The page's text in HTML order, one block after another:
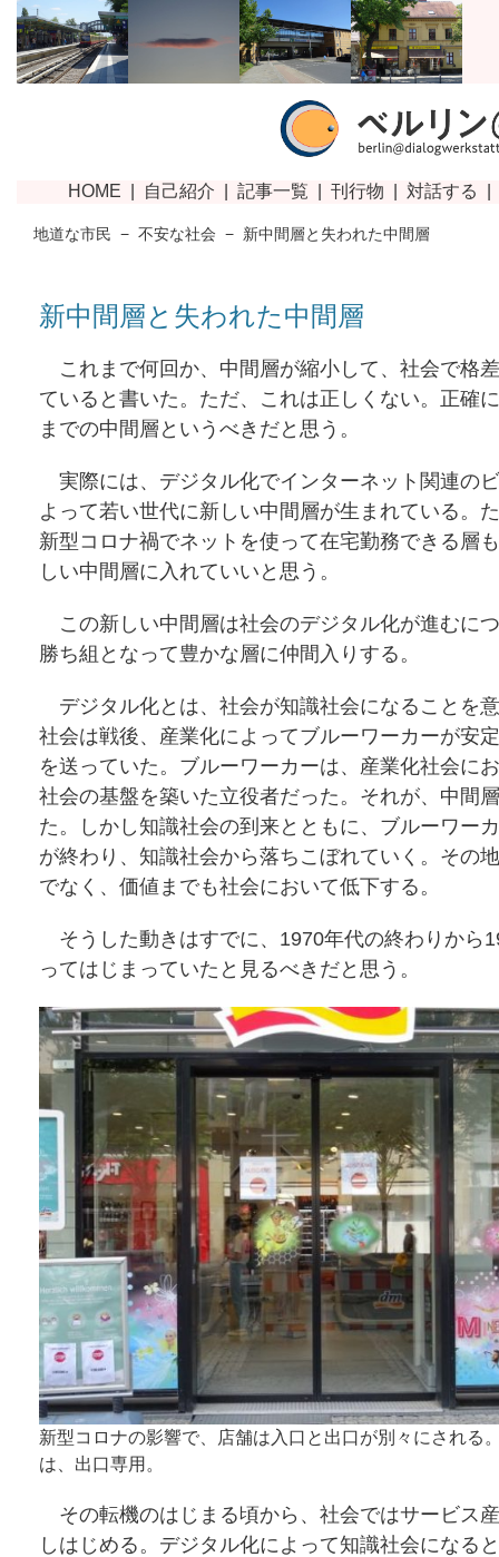
地道な市民 − 不安な社会 − 新中間層と失われた中間層
新中間層と失われた中間層
これまで何回か、中間層が縮小して、社会で格
ていると書いた。ただ、これは正しくない。正確
までの中間層というべきだと思う。
実際には、デジタル化でインターネット関連の
よって若い世代に新しい中間層が生まれている。
新型コロナ禍でネットを使って在宅勤務できる層
しい中間層に入れていいと思う。
この新しい中間層は社会のデジタル化が進むに
勝ち組となって豊かな層に仲間入りする。
デジタル化とは、社会が知識社会になることを
社会は戦後、産業化によってブルーワーカーが安
を送っていた。ブルーワーカーは、産業化社会に
社会の基盤を築いた立役者だった。それが、中間
た。しかし知識社会の到来とともに、ブルーワー
が終わり、知識社会から落ちこぼれていく。その
でなく、価値までも社会において低下する。
そうした動きはすでに、1970年代の終わりから
ってはじまっていたと見るべきだと思う。
新型コロナの影響で、店舗は入口と出口が別々にされる
は、出口専用。
その転機のはじまる頃から、社会ではサービス
しはじめる。デジタル化によって知識社会になる